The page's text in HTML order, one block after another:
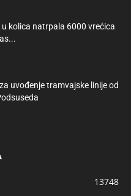
kolica natrpala 6000 vrećica
uvođenje tramvajske linije od
13748